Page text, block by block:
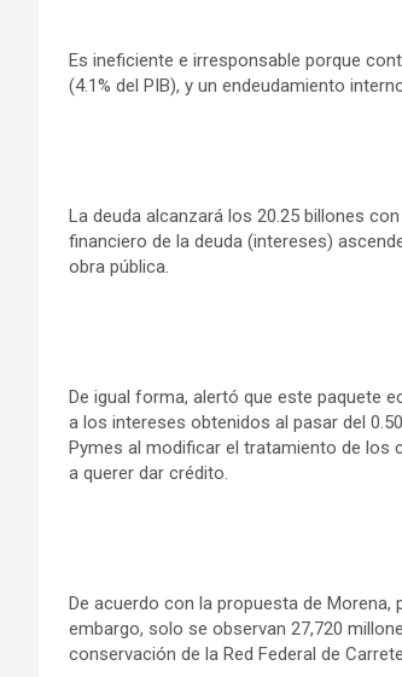
Es ineficiente e irresponsable porque
(4.1% del PIB), y un endeudamiento
La deuda alcanzará los 20.25 billones
financiero de la deuda (intereses)
obra pública.
De igual forma, alertó que este paquete
a los intereses obtenidos al pasar del
Pymes al modificar el tratamiento de los
a querer dar crédito.
De acuerdo con la propuesta de
embargo, solo se observan 27,720
conservación de la Red Federal de